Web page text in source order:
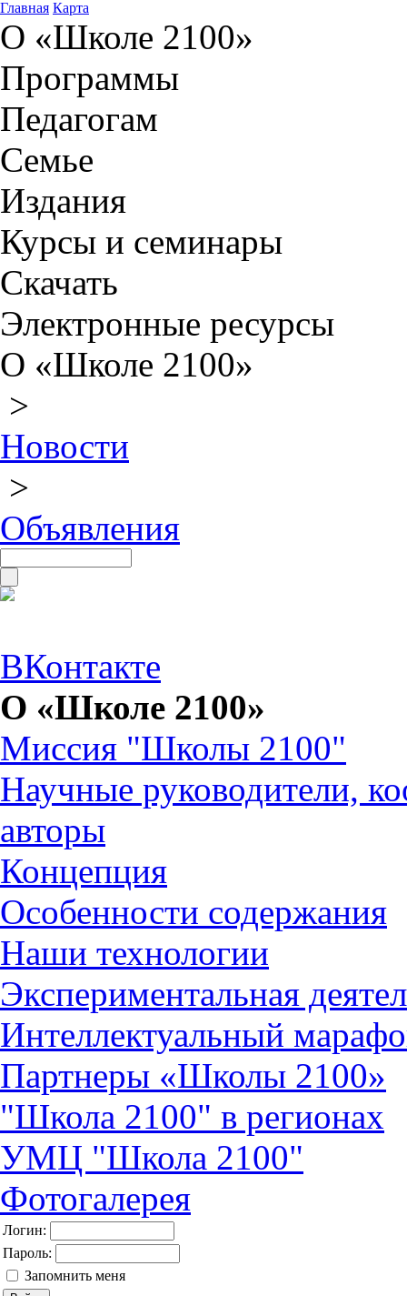
Главная Карта
О «Школе 2100»
Программы
Педагогам
Семье
Издания
Курсы и семинары
Скачать
Электронные ресурсы
О «Школе 2100»
>
Новости
>
Объявления
ВКонтакте
О «Школе 2100»
Миссия "Школы 2100"
Научные руководители,
авторы
Концепция
Особенности содержания
Наши технологии
Экспериментальная
Интеллектуальный
Партнеры «Школы 2100»
"Школа 2100" в регионах
УМЦ "Школа 2100"
Фотогалерея
Логин:
Пароль:
Запомнить меня